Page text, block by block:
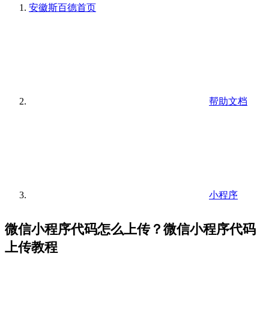
安徽斯百德首页
帮助文档
小程序
微信小程序代码怎么上传？微信小程序代码
上传教程